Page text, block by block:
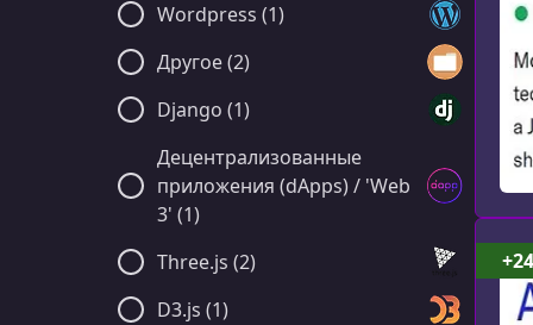
Wordpress (1)
Другое (2)
Django (1)
Децентрализованные
приложения (dApps) / 'Web
3' (1)
Three.js (2)
D3.js (1)
+24